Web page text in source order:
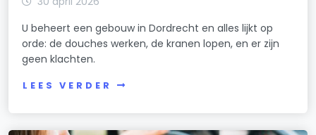
U beheert een gebouw in Dordrecht en alles lijkt op
orde: de douches werken, de kranen lopen, en er zijn
geen klachten.
LEES VERDER